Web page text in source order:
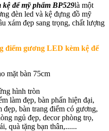
để mỹ phẩm BP529là một
đèn led và kệ đựng đồ mỹ
xám đẹp sang trọng, chất lượng
điểm gương LED kèm kệ để
mặt bàn 75cm
hình tròn
làm đẹp, bàn phấn hiện đại,
đẹp, bàn trang điểm có gương,
ngủ đẹp, decor phòng trọ,
quà tặng bạn thân,......